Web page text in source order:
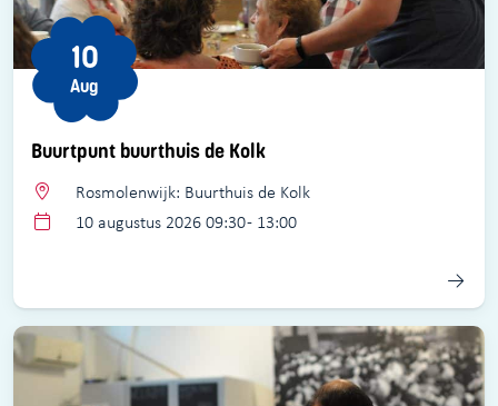
Buurtpunt buurthuis de Kolk
10
Aug
Rosmolenwijk: Buurthuis de Kolk
10 augustus 2026 09:30 - 13:00